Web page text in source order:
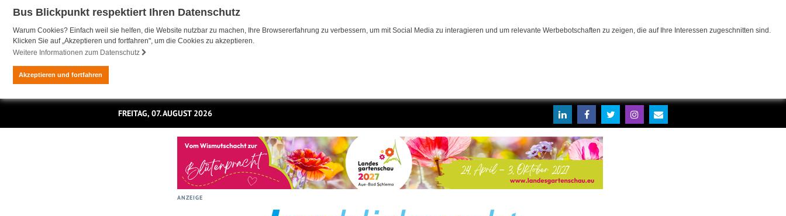
Bus Blickpunkt respektiert Ihren Datenschutz
Warum Cookies? Einfach weil sie helfen, die Website nutzbar zu machen, Ihre Browsererfahrung zu verbessern, um mit Social Media zu interagieren und um relevante Werbebotschaften zu zeigen, die auf Ihre Interessen zugeschnitten sind.
Klicken Sie auf „Akzeptieren und fortfahren", um die Cookies zu akzeptieren.
Weitere Informationen zum Datenschutz
Akzeptieren und fortfahren
FREITAG, 07. AUGUST 2026
ANZEIGE